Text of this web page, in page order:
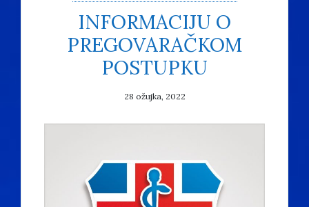
INFORMACIJU O
PREGOVARAČKOM
POSTUPKU
28 ožujka, 2022